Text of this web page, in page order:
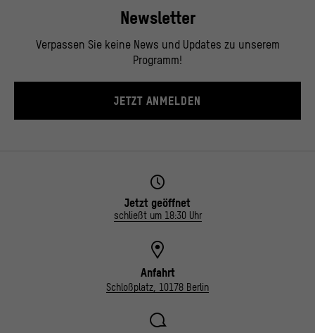
Newsletter
Verpassen Sie keine News und Updates zu unserem
Programm!
JETZT ANMELDEN
Jetzt geöffnet
schließt um 18:30 Uhr
Anfahrt
Schloßplatz, 10178 Berlin